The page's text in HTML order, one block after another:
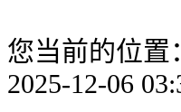
您当前的位置
2025-12-06